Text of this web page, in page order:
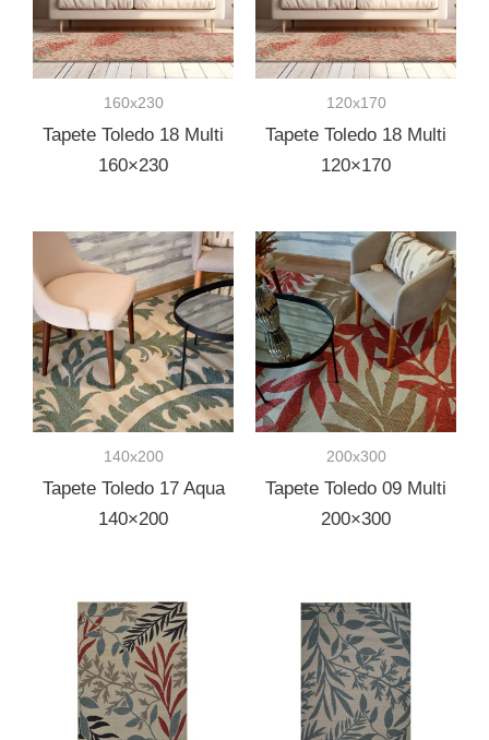
160x230
Tapete Toledo 18 Multi
160×230
120x170
Tapete Toledo 18 Multi
120×170
140x200
Tapete Toledo 17 Aqua
140×200
200x300
Tapete Toledo 09 Multi
200×300